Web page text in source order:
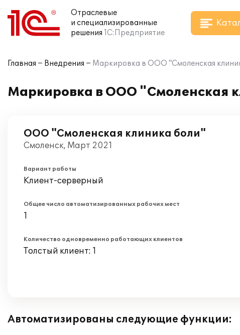
Отраслевые
и специализированные
решения 1С:Предприятие
Главная Внедрения Маркировка в ООО "Смоленская
Маркировка в ООО "Смоленская
ООО "Смоленская клиника боли"
Смоленск, Март 2021
Вариант работы
Клиент-серверный
Общее число автоматизированных рабочих мест
1
Количество одновременно работающих клиентов
Толстый клиент: 1
Автоматизированы следующие функции: